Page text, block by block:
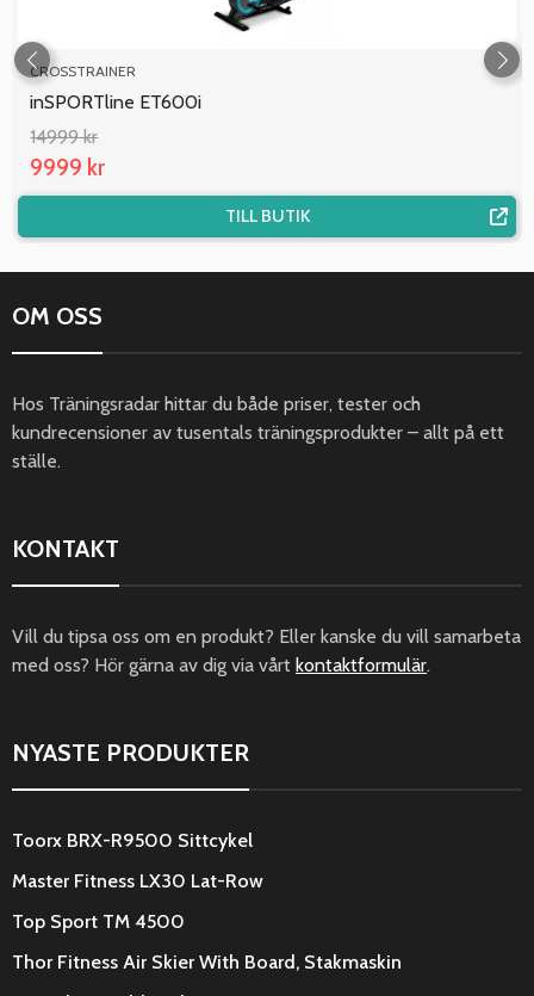
CROSSTRAINER
inSPORTline ET600i
14999 kr
9999 kr
TILL BUTIK
OM OSS
Hos Träningsradar hittar du både priser, tester och
kundrecensioner av tusentals träningsprodukter – allt på ett
ställe.
KONTAKT
Vill du tipsa oss om en produkt? Eller kanske du vill samarbeta
med oss? Hör gärna av dig via vårt kontaktformulär.
NYASTE PRODUKTER
Toorx BRX-R9500 Sittcykel
Master Fitness LX30 Lat-Row
Top Sport TM 4500
Thor Fitness Air Skier With Board, Stakmaskin